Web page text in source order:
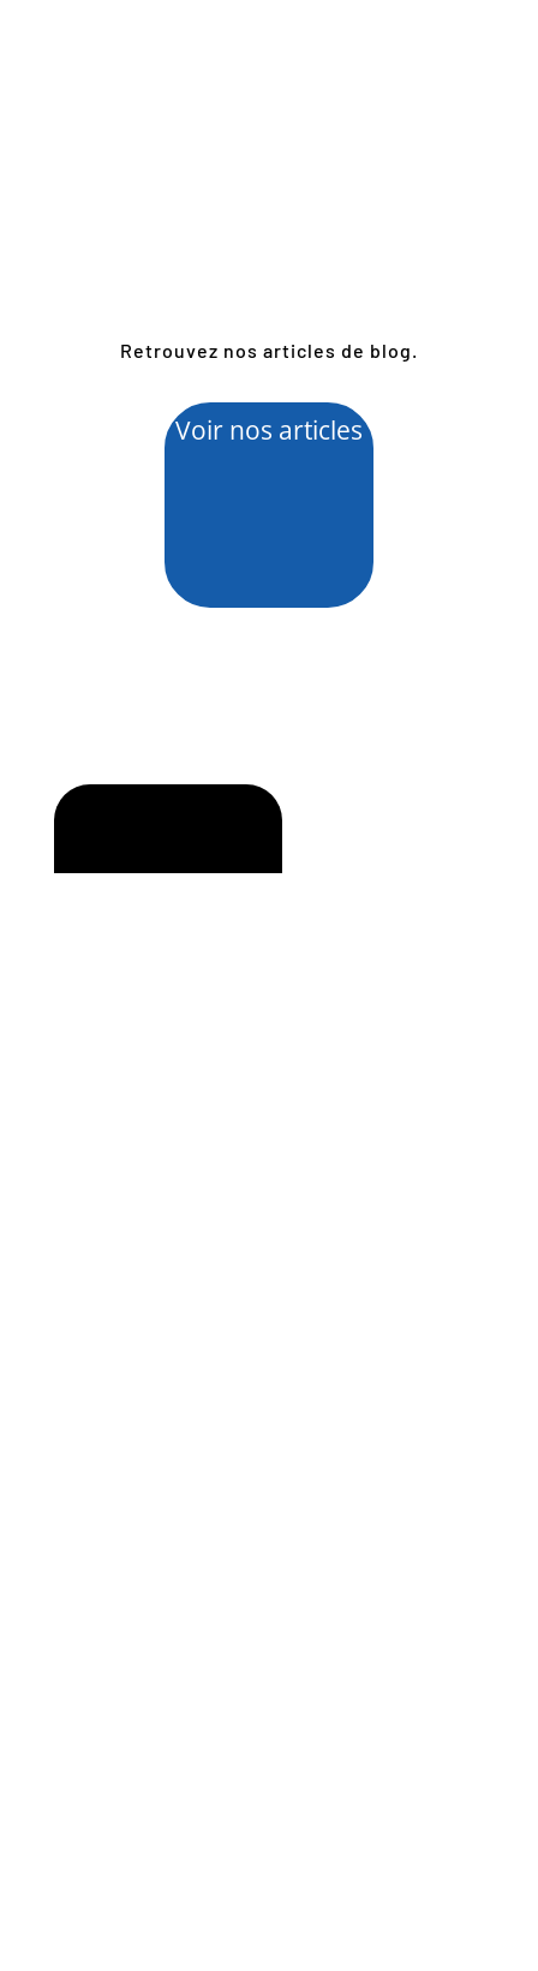
Retrouvez nos articles de blog.
Voir nos articles